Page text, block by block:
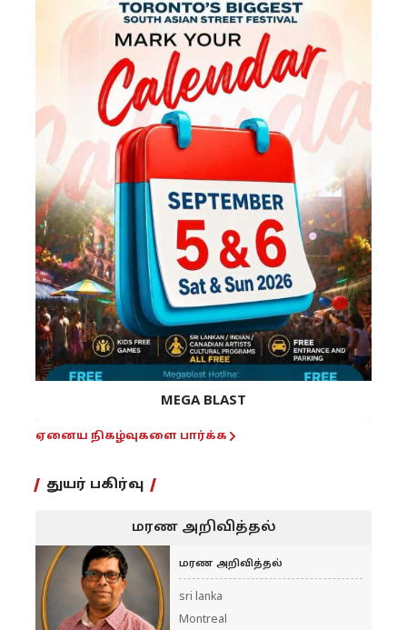
MEGA BLAST
ஏனைய நிகழ்வுகளை பார்க்க
துயர் பகிர்வு
மரண அறிவித்தல்
மரண அறிவித்தல்
sri lanka
Montreal